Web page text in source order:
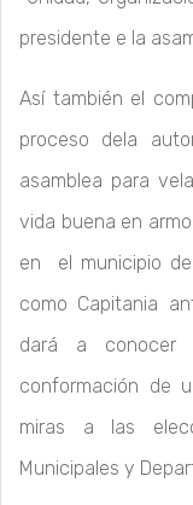
presidente e la
Así también el
proceso dela
asamblea para
vida buena en
en el municipio de
como Capitania
dará a
conformación de
miras a las
Municipales y